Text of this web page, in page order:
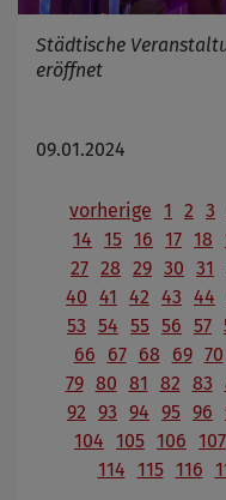
Städtische
eröffnet
09.01.2024
vorherige 1 2 3
14 15 16 17 18
27 28 29 30 31
40 41 42 43 44
53 54 55 56 57
66
67 68 69 70
79 80 81 82 83
92 93 94 95 96
104 105 106 107
114 115 116